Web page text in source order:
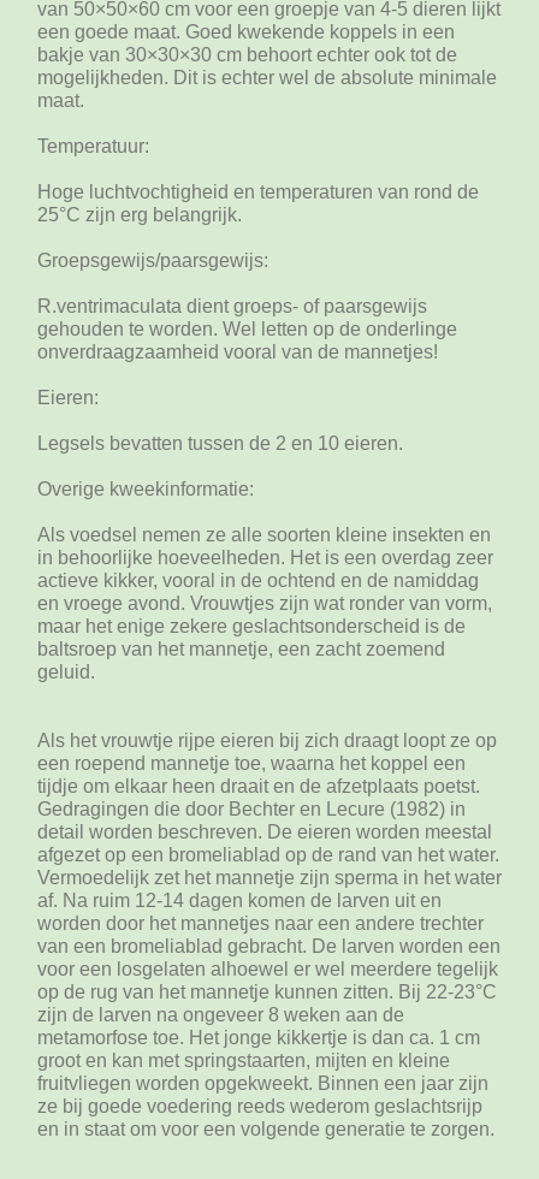
van 50×50×60 cm voor een groepje van 4-5 dieren lijkt
een goede maat. Goed kwekende koppels in een
bakje van 30×30×30 cm behoort echter ook tot de
mogelijkheden. Dit is echter wel de absolute minimale
maat.
Temperatuur:
Hoge luchtvochtigheid en temperaturen van rond de
25°C zijn erg belangrijk.
Groepsgewijs/paarsgewijs:
R.ventrimaculata dient groeps- of paarsgewijs
gehouden te worden. Wel letten op de onderlinge
onverdraagzaamheid vooral van de mannetjes!
Eieren:
Legsels bevatten tussen de 2 en 10 eieren.
Overige kweekinformatie:
Als voedsel nemen ze alle soorten kleine insekten en
in behoorlijke hoeveelheden. Het is een overdag zeer
actieve kikker, vooral in de ochtend en de namiddag
en vroege avond. Vrouwtjes zijn wat ronder van vorm,
maar het enige zekere geslachtsonderscheid is de
baltsroep van het mannetje, een zacht zoemend
geluid.
Als het vrouwtje rijpe eieren bij zich draagt loopt ze op
een roepend mannetje toe, waarna het koppel een
tijdje om elkaar heen draait en de afzetplaats poetst.
Gedragingen die door Bechter en Lecure (1982) in
detail worden beschreven. De eieren worden meestal
afgezet op een bromeliablad op de rand van het water.
Vermoedelijk zet het mannetje zijn sperma in het water
af. Na ruim 12-14 dagen komen de larven uit en
worden door het mannetjes naar een andere trechter
van een bromeliablad gebracht. De larven worden een
voor een losgelaten alhoewel er wel meerdere tegelijk
op de rug van het mannetje kunnen zitten. Bij 22-23°C
zijn de larven na ongeveer 8 weken aan de
metamorfose toe. Het jonge kikkertje is dan ca. 1 cm
groot en kan met springstaarten, mijten en kleine
fruitvliegen worden opgekweekt. Binnen een jaar zijn
ze bij goede voedering reeds wederom geslachtsrijp
en in staat om voor een volgende generatie te zorgen.